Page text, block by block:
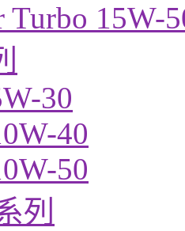
Turbo 15W-
30
40
50
列